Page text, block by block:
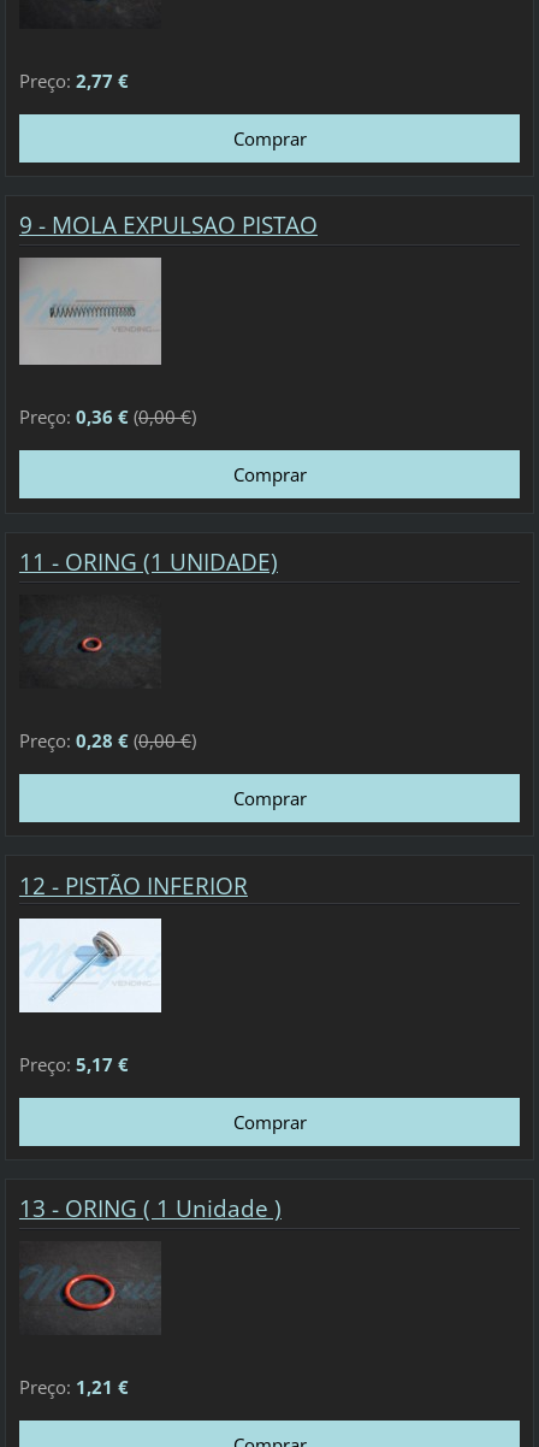
Preço: 2,77 €
9 - MOLA EXPULSAO PISTAO
Preço: 0,36 €(0,00 €)
11 - ORING (1 UNIDADE)
Preço: 0,28 €(0,00 €)
12 - PISTÃO INFERIOR
Preço: 5,17 €
13 - ORING ( 1 Unidade )
Preço: 1,21 €